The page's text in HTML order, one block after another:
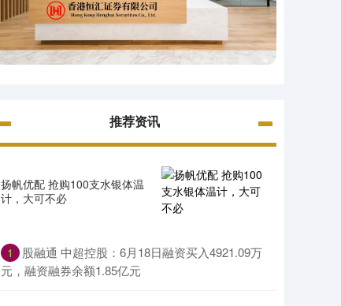
推荐资讯
扬帆优配 抢购100支水银体温
计，大可不必
1
股融通 中超控股：6月18日融资买入4921.09万
元，融资融券余额1.85亿元